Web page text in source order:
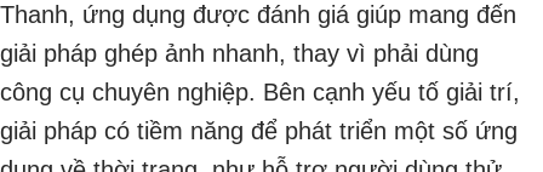
Thanh, ứng dụng được đánh giá giúp mang đến
giải pháp ghép ảnh nhanh, thay vì phải dùng
công cụ chuyên nghiệp. Bên cạnh yếu tố giải trí,
giải pháp có tiềm năng để phát triển một số ứng